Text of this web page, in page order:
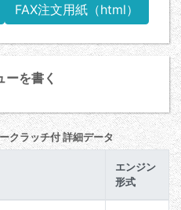
FAX注文用紙（html）
ーを書く
クラッチ付 詳細データ
エンジン
形式